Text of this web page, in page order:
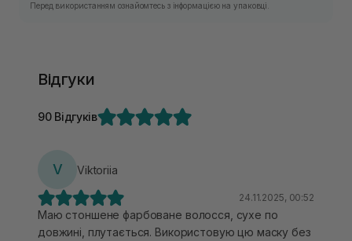
Перед використанням ознайомтесь з інформацією на упаковці.
Відгуки
90 Відгуків
V Viktoriia
24.11.2025, 00:52
Маю стоншене фарбоване волосся, сухе по
довжині, плутається. Використовую цю маску без